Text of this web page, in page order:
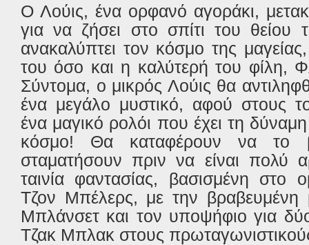
Ο Λούις, ένα ορφανό αγοράκι,
για να ζήσει στο σπίτι του θείου
ανακαλύπτει τον κόσμο της
του όσο και η καλύτερή του φίλη,
Σύντομα, ο μικρός Λούις θα
ένα μεγάλο μυστικό, αφού στους
ένα μαγικό ρολόι που έχει τη
κόσμο! Θα καταφέρουν να το
σταματήσουν πριν να είναι
ταινία φαντασίας, βασισμένη στο
Τζον Μπέλερς, με την
Μπλάνσετ και τον υποψήφιο για
Τζακ Μπλακ στους